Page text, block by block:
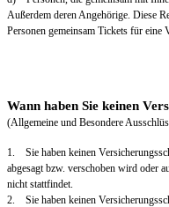
Außerdem deren Angehörige. Diese
Personen gemeinsam Tickets für eine
Wann haben Sie keinen
(Allgemeine und Besondere
1. Sie haben keinen
abgesagt bzw. verschoben wird oder
nicht stattfindet.
2. Sie haben keinen